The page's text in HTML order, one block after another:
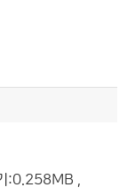
:0.258MB ,